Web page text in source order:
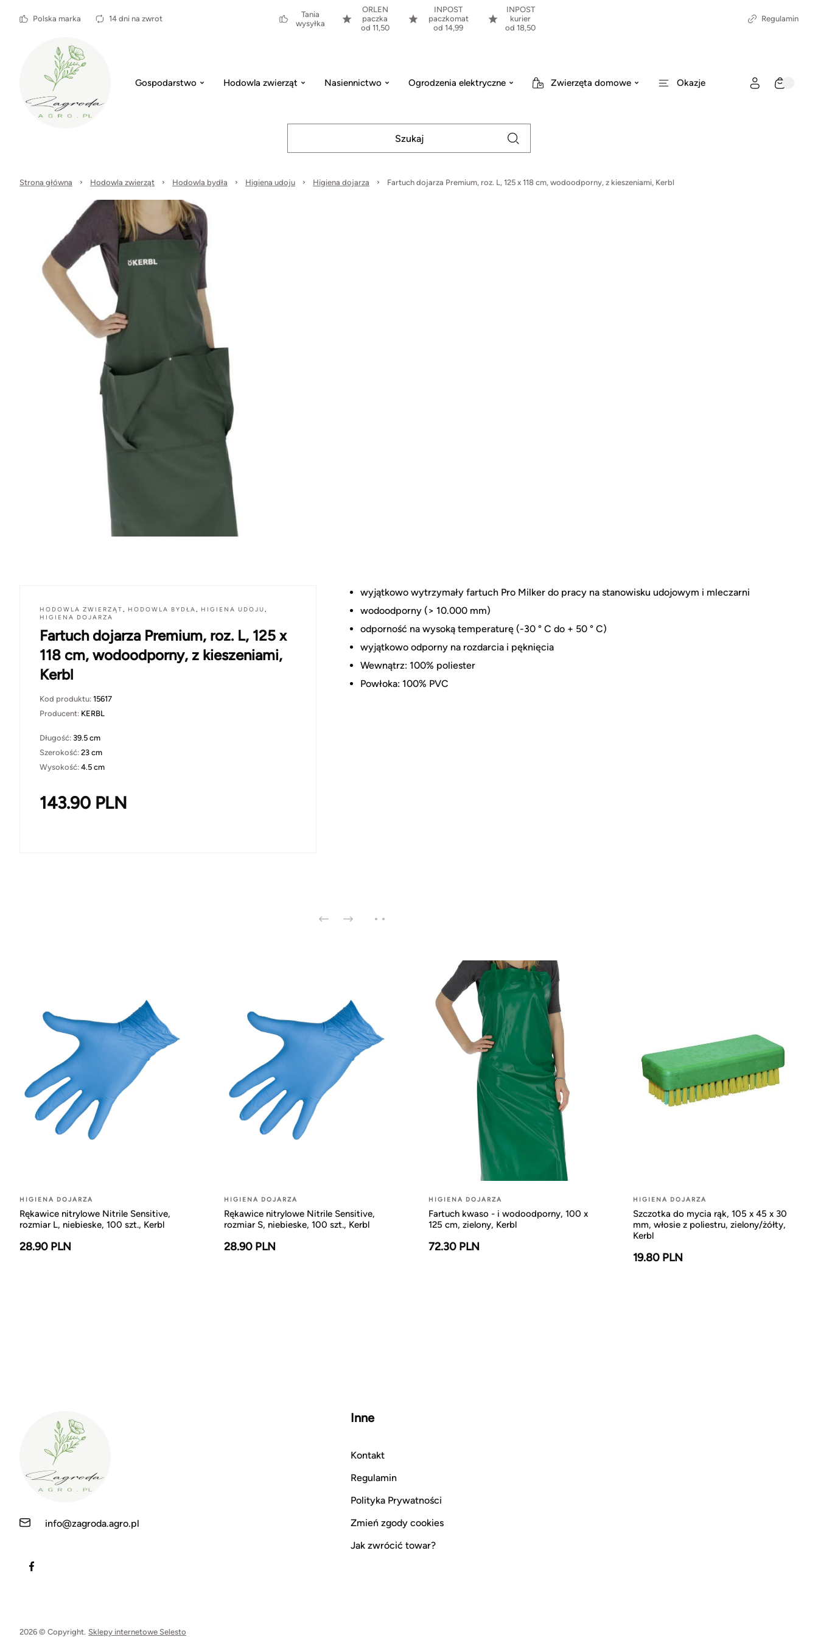
Polska marka 14 dni na zwrot
Tania
wysyłka
ORLEN
paczka
od 11,50
INPOST
paczkomat
od 14,99
INPOST
kurier
od 18,50
Regulamin
Gospodarstwo Hodowla zwierząt Nasiennictwo Ogrodzenia elektryczne Zwierzęta domowe Okazje
Strona główna Hodowla zwierząt Hodowla bydła Higiena udoju Higiena dojarza Fartuch dojarza Premium, roz. L, 125 x 118 cm, wodoodporny, z kieszeniami, Kerbl
HODOWLA ZWIERZĄT, HODOWLA BYDŁA, HIGIENA UDOJU,
HIGIENA DOJARZA
Fartuch dojarza Premium, roz. L, 125 x
118 cm, wodoodporny, z kieszeniami,
Kerbl
Kod produktu: 15617
Producent: KERBL
Długość: 39.5 cm
Szerokość: 23 cm
Wysokość: 4.5 cm
143.90 PLN
wyjątkowo wytrzymały fartuch Pro Milker do pracy na stanowisku udojowym i mleczarni
wodoodporny (> 10.000 mm)
odporność na wysoką temperaturę (-30 ° C do + 50 ° C)
wyjątkowo odporny na rozdarcia i pęknięcia
Wewnątrz: 100% poliester
Powłoka: 100% PVC
HIGIENA DOJARZA
Rękawice nitrylowe Nitrile Sensitive,
rozmiar L, niebieske, 100 szt., Kerbl
28.90 PLN
HIGIENA DOJARZA
Rękawice nitrylowe Nitrile Sensitive,
rozmiar S, niebieske, 100 szt., Kerbl
28.90 PLN
HIGIENA DOJARZA
Fartuch kwaso - i wodoodporny, 100 x
125 cm, zielony, Kerbl
72.30 PLN
HIGIENA DOJARZA
Szczotka do mycia rąk, 105 x 45 x 30
mm, włosie z poliestru, zielony/żółty,
Kerbl
19.80 PLN
info@zagroda.agro.pl
Inne
Kontakt
Regulamin
Polityka Prywatności
Zmień zgody cookies
Jak zwrócić towar?
2026 © Copyright. Sklepy internetowe Selesto